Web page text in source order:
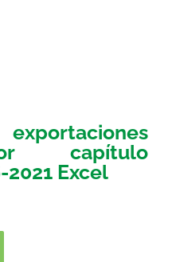
capítulo
Excel